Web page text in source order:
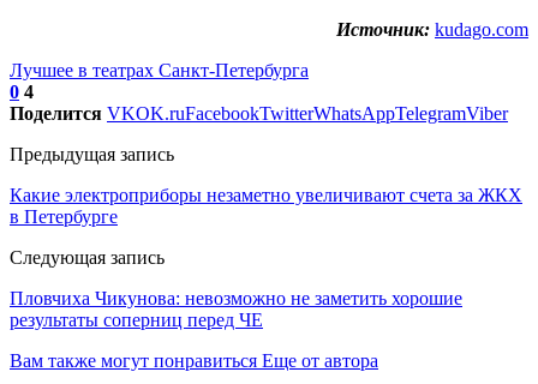
Источник: kudago.com
Лучшее в театрах Санкт-Петербурга
0 4
Поделится VKOK.ruFacebookTwitterWhatsAppTelegramViber
Предыдущая запись
Какие электроприборы незаметно увеличивают счета за ЖКХ
в Петербурге
Следующая запись
Пловчиха Чикунова: невозможно не заметить хорошие
результаты соперниц перед ЧЕ
Вам также могут понравиться Еще от автора